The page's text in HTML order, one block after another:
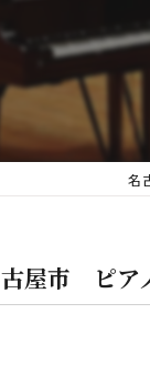
ドピアノのようなア
ランフィールの料金
名
屋市 ピア